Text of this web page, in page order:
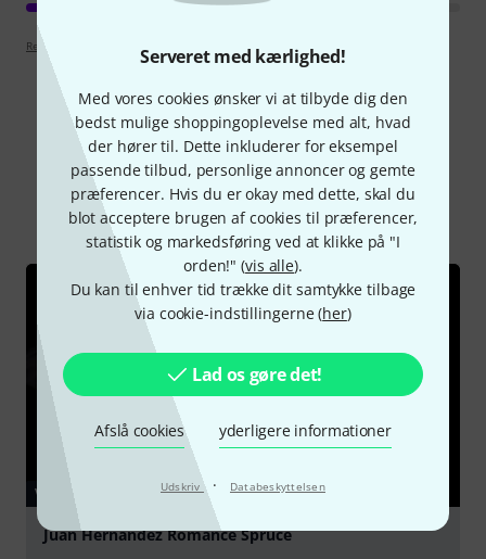
Serveret med kærlighed!
Med vores cookies ønsker vi at tilbyde dig den
bedst mulige shoppingoplevelse med alt, hvad
der hører til. Dette inkluderer for eksempel
passende tilbud, personlige annoncer og gemte
præferencer. Hvis du er okay med dette, skal du
blot acceptere brugen af cookies til præferencer,
statistik og markedsføring ved at klikke på "I
orden!" (vis alle).
Du kan til enhver tid trække dit samtykke tilbage
via cookie-indstillingerne (her)
Lad os gøre det!
Afslå cookies yderligere informationer
Udskriv · Databeskyttelsen
Retningslinjer for anmeldelser
Vidste du?
Alle videoer Guide
VIDEO
Juan Hernandez Romance Spruce